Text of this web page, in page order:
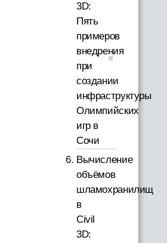
3D:
Пять
примеров
внедрения
при
создании
инфраструктуры
Олимпийских
игр в
Сочи
Вычисление
объёмов
шламохранилищ
в
Civil
3D: